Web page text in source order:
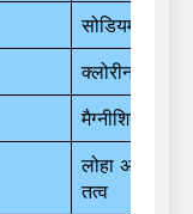
सोडियम
क्लोरीन
मैग्नीशियम
लोहा अन्य
तत्व